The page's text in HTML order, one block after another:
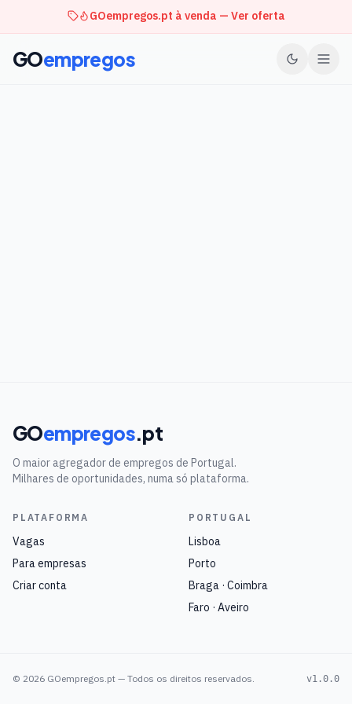
GOempregos.pt à venda — Ver oferta
GOempregos
GOempregos.pt
O maior agregador de empregos de Portugal.
Milhares de oportunidades, numa só plataforma.
PLATAFORMA
Vagas
Para empresas
Criar conta
PORTUGAL
Lisboa
Porto
Braga · Coimbra
Faro · Aveiro
© 2026 GOempregos.pt — Todos os direitos reservados. v1.0.0